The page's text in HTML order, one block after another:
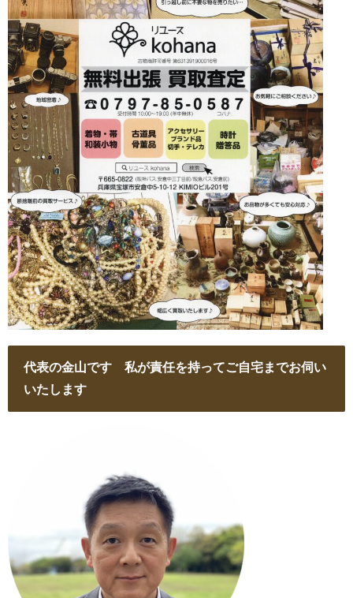
代表の金山です 私が責任を持ってご自宅までお伺い
いたします